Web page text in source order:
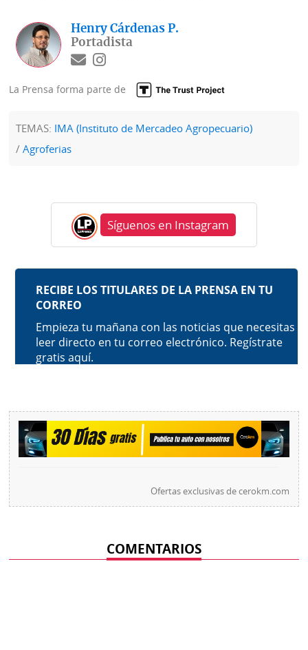
Henry Cárdenas P.
Portadista
La Prensa forma parte de
TEMAS: IMA (Instituto de Mercadeo Agropecuario)
Agroferias
Síguenos en Instagram
Ofertas exclusivas decerokm.com
COMENTARIOS